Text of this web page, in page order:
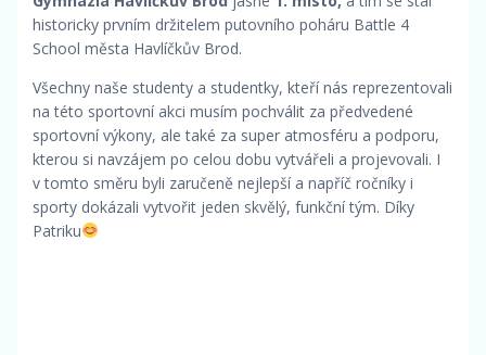
historicky prvním držitelem putovního poháru Battle 4
School města Havlíčkův Brod.
Všechny naše studenty a studentky, kteří nás reprezentovali
na této sportovní akci musím pochválit za předvedené
sportovní výkony, ale také za super atmosféru a podporu,
kterou si navzájem po celou dobu vytvářeli a projevovali. I
v tomto směru byli zaručeně nejlepší a napříč ročníky i
sporty dokázali vytvořit jeden skvělý, funkční tým. Díky
Patriku